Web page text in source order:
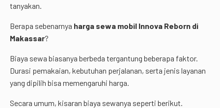
tanyakan.
Berapa sebenarnya harga sewa mobil Innova Reborn di
Makassar?
Biaya sewa biasanya berbeda tergantung beberapa faktor.
Durasi pemakaian, kebutuhan perjalanan, serta jenis layanan
yang dipilih bisa memengaruhi harga.
Secara umum, kisaran biaya sewanya seperti berikut.